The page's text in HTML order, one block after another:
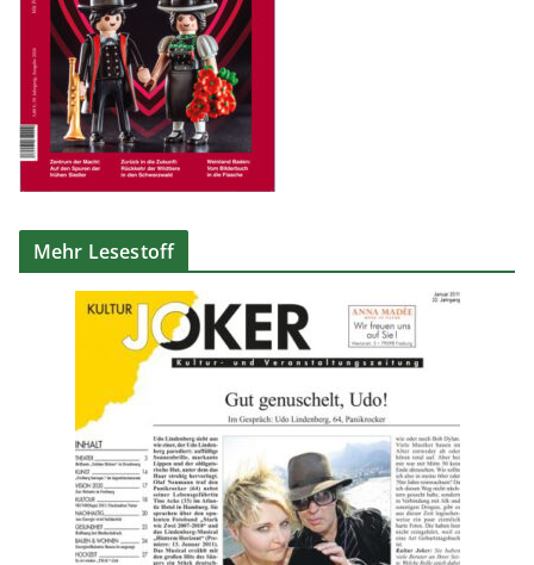
Mehr Lesestoff